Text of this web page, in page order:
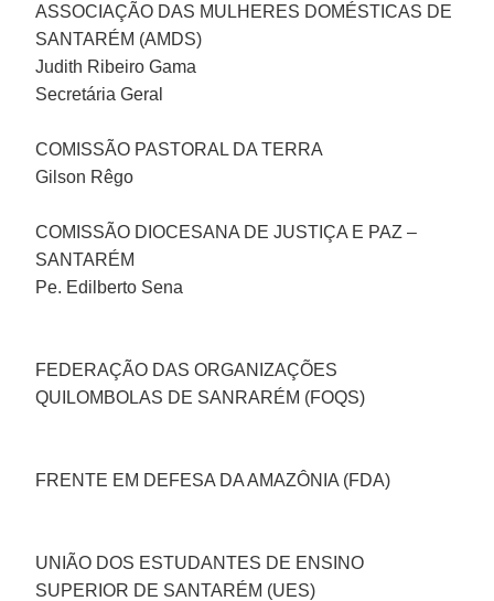
ASSOCIAÇÃO DAS MULHERES DOMÉSTICAS DE
SANTARÉM (AMDS)
Judith Ribeiro Gama
Secretária Geral
COMISSÃO PASTORAL DA TERRA
Gilson Rêgo
COMISSÃO DIOCESANA DE JUSTIÇA E PAZ –
SANTARÉM
Pe. Edilberto Sena
FEDERAÇÃO DAS ORGANIZAÇÕES
QUILOMBOLAS DE SANRARÉM (FOQS)
FRENTE EM DEFESA DA AMAZÔNIA (FDA)
UNIÃO DOS ESTUDANTES DE ENSINO
SUPERIOR DE SANTARÉM (UES)